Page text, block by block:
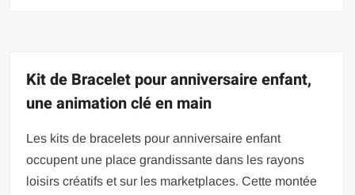
Kit de Bracelet pour anniversaire enfant,
une animation clé en main
Les kits de bracelets pour anniversaire enfant
occupent une place grandissante dans les rayons
loisirs créatifs et sur les marketplaces. Cette montée